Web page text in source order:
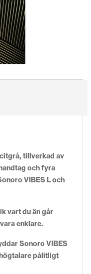
tillverkad av
och fyra
VIBES L och
vart du än går
enklare.
Sonoro VIBES
pålitligt